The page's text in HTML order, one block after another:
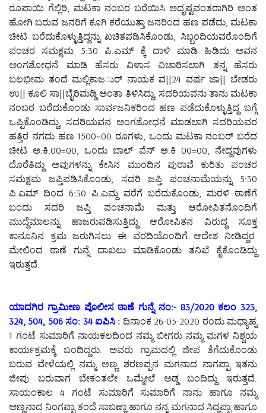
ರೂಪಾಯಿ ಗೆಲ್ಲಿರಿ, ಮಟಕಾ ನಂಬರ ಬರೆಯಿಸಿ ಅದೃಷ್ಟವಂತರಾಗಿರಿ ಅಂತ
ಹೋಗಿ ಬರುವ ಜನರಿಗೆ ಕೂಗಿ ಕರೆಯುತ್ತಾ ಜನರಿಂದ ಹಣ ಪಡೆದು, ಮಟಕಾ
ಚೀಟಿ ಬರೆದುಕೊಳ್ಳುತ್ತಿದ್ದನ್ನು ಖಚಿತಪಡಿಸಿಕೊಂಡು, ಸಿಬ್ಬಂದಿಯವರೊಂದಿಗೆ
ಪಂಚರ ಸಮಕ್ಷಮ 5:30 ಪಿ.ಎಮ್ ಕ್ಕೆ ದಾಳಿ ಮಾಡಿ ಹಿಡಿದು ಅವನ
ಅಂಗಶೋಧನೆ ಮಾಡಿ ಹೆಸರು ವಿಳಾಸ ವಿಚಾರಿಸಲಾಗಿ ತನ್ನ ಹೆಸರು
ಬಲಭೀಮ ತಂದೆ ಮಲ್ಲಿಕಾಜರ್ು ನಾಯಕ ವ||24 ವರ್ಷ ಜಾ|| ಬೇಡರು
ಉ|| ಕೂಲಿ ಸಾ||ಬೈರಿಮಡ್ಡಿ ಅಂತಾ ತಿಳಿಸಿದ್ದು, ಸದರಿಯವನು ತಾನು ಮಟಕಾ
ನಂಬರ ಬರೆದುಕೊಂಡು ಸಾರ್ವಜನಿಕರಿಂದ ಹಣ ಪಡೆದುಕೊಳ್ಳುತ್ತಿದ್ದ ಬಗ್ಗೆ
ಒಪ್ಪಿಕೊಂಡಿದ್ದು, ಸದರಿಯವನ ಅಂಗಶೋಧನೆ ಮಾಡಲಾಗಿ ಸದರಿಯವರ
ಹತ್ತಿರ ನಗದು ಹಣ 1500=00 ರೂಗಳು, ಒಂದು ಮಟಕಾ ನಂಬರ್ ಬರೆದ
ಚೀಟಿ ಅ.ಕಿ.00=00, ಒಂದು ಬಾಲ್ ಪೆನ್ ಅ.ಕಿ 00=00, ನೇದ್ದವುಗಳು
ದೊರೆತಿದ್ದು ಅವುಗಳನ್ನು ಕೇಸಿನ ಮುಂದಿನ ಪುರಾವೆ ಕುರಿತು ಪಂಚರ
ಸಮಕ್ಷಮ ಜಪ್ತಿಪಡಿಸಿಕೊಂಡು, ಸದರಿ ಜಪ್ತಿ ಪಂಚನಾಮೆಯನ್ನು 5:30
ಪಿ.ಎಮ್ ದಿಂದ 6:30 ಪಿ.ಎಮ್ದ ವರೆಗೆ ಬರೆದುಕೊಂಡು, ಮರಳಿ ಠಾಣೆಗೆ
ಬಂದು ಸದರಿ ಜಪ್ತಿ ಪಂಚನಾಮೆ ಮತ್ತು ಆರೋಪಿತನೊಂದಿಗೆ
ಮುದ್ದೆಮಾಲನ್ನು ಹಾಜರುಪಡಿಸುತ್ತಿದ್ದು ಆರೋಪಿತನ ವಿರುದ್ಧ ಸೂಕ್ತ
ಕಾನೂನಿನ ಕ್ರಮ ಜರುಗಿಸಲು ಈ ವರದಿಯೊಂದಿಗೆ ಆದೇಶ ನೀಡಿದ್ದರ
ಮೇಲಿಂದ ಠಾಣೆ ಗುನ್ನೆ ದಾಖಲು ಮಾಡಿಕೊಂಡು ತನಿಖೆ ಕೈಕೊಂಡಿದ್ದು
ಇರುತ್ತದೆ.
ಯಾದಗಿರ ಗ್ರಾಮೀಣ ಪೊಲೀಸ ಠಾಣೆ ಗುನ್ನೆ ನಂ:- 83/2020 ಕಲಂ 323,
324, 504, 506 ಸಂ: 34 ಐಪಿಸಿ : ದಿನಾಂಕ 26-05-2020 ರಂದು ಮಧ್ಯಾಹ್ನ
1 ಗಂಟೆ ಸುಮಾರಿಗೆ ನಾಯಕಲದಿಂದ ನಮ್ಮ ಬೀಗರು ನಮ್ಮ ಮಗಳ ನಿಶ್ಚಯ
ಕಾರ್ಯಕ್ರಮಕ್ಕೆ ಬಂದಿದ್ದರು. ಅವರು ಗ್ರಾಮದಲ್ಲಿ ಜೀಪ ತೆಗೆದುಕೊಂಡು
ಬರುವ ವೇಳೆಯಲ್ಲಿ ನಮ್ಮ ಅಣ್ಣ ಶರಣಪ್ಪನ ಮಗನಾದ ನಾಗಪ್ಪಾ ಇತನು
ಜೀಪು ಬರುವಾಗ ಬೇಕಂತಲೇ ಒಮ್ಮೇಲೆ ಅಡ್ಡ ಬಂದಿದ್ದು ಇರುತ್ತದೆ.
ಸಾಯಂಕಾಲ 4 ಗಂಟೆ ಸುಮಾರಿಗೆ ಸುಮಾರಿಗೆ ನಾನು ಹಾಗೂ ನಮ್ಮ
ಅಣ್ಣನಾದ ನಿಂಗಪ್ಪಾ ತಂದೆ ಸಾಬಣ್ಣಾ ಹಾಗೂ ನನ್ನ ಮಗನಾದ ಸಿದ್ದಪ್ಪಾ ಹಾಗೂ